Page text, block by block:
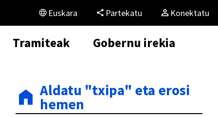
Euskara Partekatu Konektatu
Tramiteak Gobernu irekia
Aldatu "txipa" eta erosi
hemen